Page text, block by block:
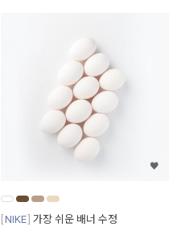
NIKE 가장 쉬운 배너 수정